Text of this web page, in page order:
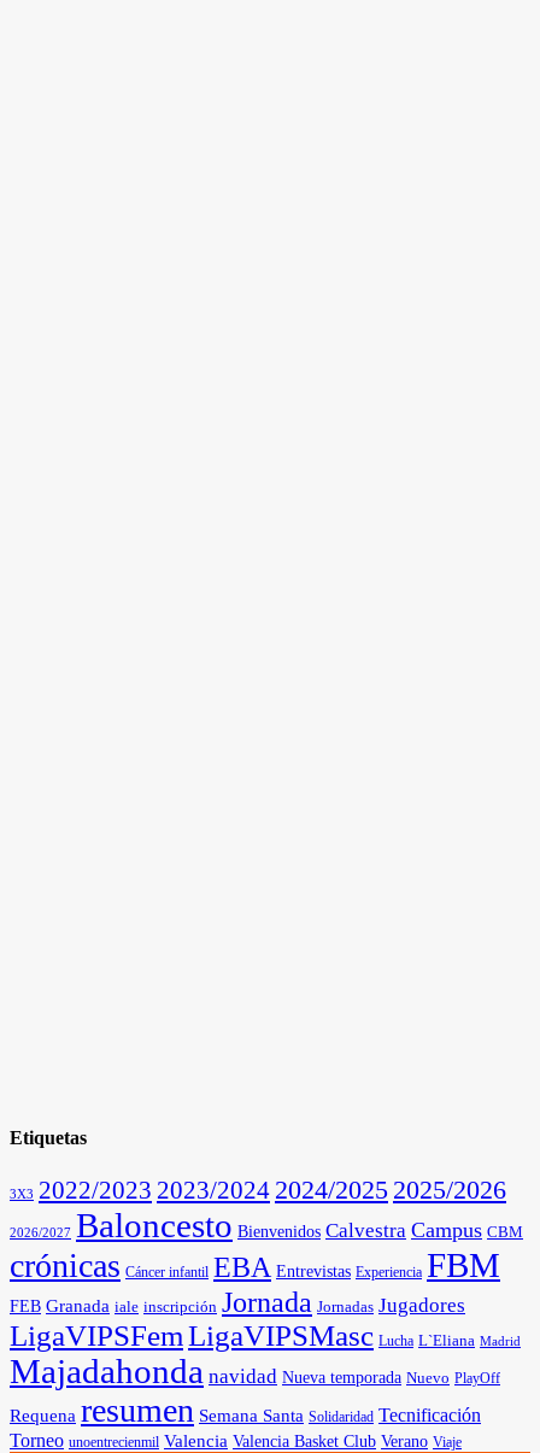
Etiquetas
3X3 2022/2023 2023/2024 2024/2025 2025/2026
2026/2027 Baloncesto Bienvenidos Calvestra Campus CBM
crónicas Cáncer infantil EBA Entrevistas Experiencia FBM
FEB Granada iale inscripción Jornada Jornadas Jugadores
LigaVIPSFemLigaVIPSMasc Lucha L`Eliana Madrid
Majadahonda navidad Nueva temporada Nuevo PlayOff
Requena resumen Semana Santa Solidaridad Tecnificación
Torneo unoentrecienmil Valencia Valencia Basket Club Verano Viaje